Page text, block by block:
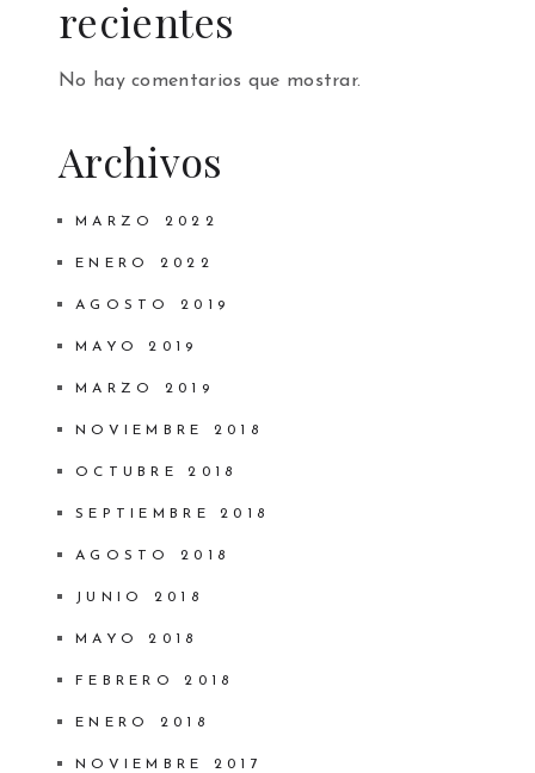
recientes
No hay comentarios que mostrar.
Archivos
MARZO 2022
ENERO 2022
AGOSTO 2019
MAYO 2019
MARZO 2019
NOVIEMBRE 2018
OCTUBRE 2018
SEPTIEMBRE 2018
AGOSTO 2018
JUNIO 2018
MAYO 2018
FEBRERO 2018
ENERO 2018
NOVIEMBRE 2017